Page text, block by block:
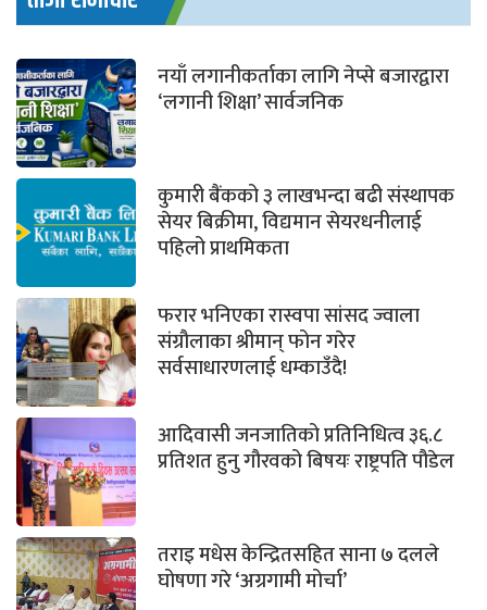
नयाँ लगानीकर्ताका लागि नेप्से बजारद्वारा
‘लगानी शिक्षा’ सार्वजनिक
कुमारी बैंकको ३ लाखभन्दा बढी संस्थापक
सेयर बिक्रीमा, विद्यमान सेयरधनीलाई
पहिलो प्राथमिकता
फरार भनिएका रास्वपा सांसद ज्वाला
संग्रौलाका श्रीमान् फोन गरेर
सर्वसाधारणलाई धम्काउँदै!
आदिवासी जनजातिको प्रतिनिधित्व ३६.८
प्रतिशत हुनु गौरवको बिषयः राष्ट्रपति पौडेल
तराइ मधेस केन्द्रितसहित साना ७ दलले
घोषणा गरे ‘अग्रगामी मोर्चा’